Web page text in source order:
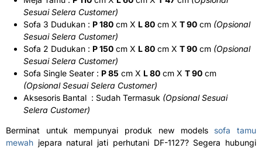
Sesuai Selera Customer)
Sofa 3 Dudukan : P 180 cm X L 80 cm X T 90 cm (Opsional
Sesuai Selera Customer)
Sofa 2 Dudukan : P 150 cm X L 80 cm X T 90 cm (Opsional
Sesuai Selera Customer)
Sofa Single Seater : P 85 cm X L 80 cm X T 90 cm
(Opsional Sesuai Selera Customer)
Aksesoris Bantal : Sudah Termasuk (Opsional Sesuai
Selera Customer)
Berminat untuk mempunyai produk new models sofa tamu
mewah jepara natural jati perhutani DF-1127? Segera hubungi